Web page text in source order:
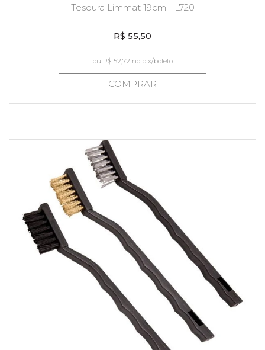
Tesoura Limmat 19cm - L720
R$ 55,50
ou R$ 52,72 no pix/boleto
COMPRAR